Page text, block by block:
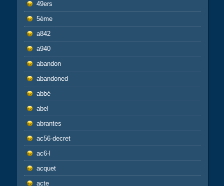
49ers
5ème
a842
a940
abandon
abandoned
abbé
abel
abrantes
ac56-decret
ac6-l
acquet
acte